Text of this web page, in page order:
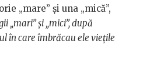
„mare” și una „mică”,
„mari” și „mici”, după
în care îmbrăcau ele viețile